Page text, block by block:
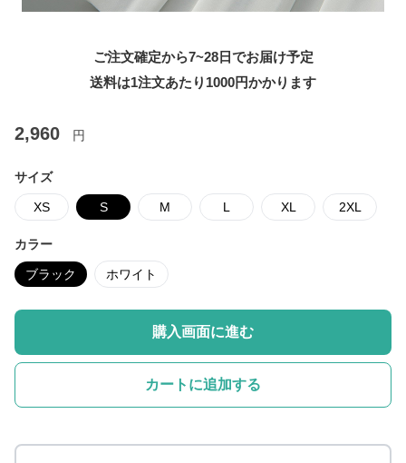
ご注文確定から7~28日でお届け予定
送料は1注文あたり 1000円かかります
2,960 円
サイズ
XS S M L XL 2XL
カラー
ブラック ホワイト
購入画面に進む
カートに追加する